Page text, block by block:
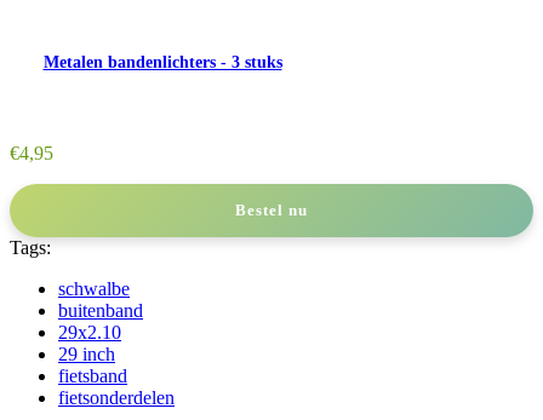
Metalen bandenlichters - 3 stuks
€4,95
Bestel nu
Tags:
schwalbe
buitenband
29x2.10
29 inch
fietsband
fietsonderdelen